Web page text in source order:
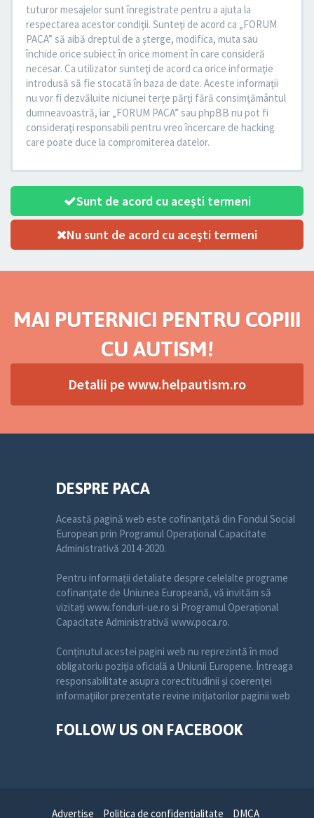
tuturor mesajelor sunt înregistrate pentru a ajuta la
respectarea acestor condiţii. Sunteţi de acord ca „FORUM
PACA” să aibă dreptul de a şterge, modifica, muta sau
închide orice subiect în orice moment în care consideră
necesar. Ca utilizator sunteţi de acord ca orice informaţie
introdusă să fie stocată în baza de date. Aceste informaţii
nu vor fi dezvăluite niciunei terţe părţi fără consimţământul
dumneavoastră, iar „FORUM PACA” sau phpBB nu pot fi
consideraţi responsabili pentru vreo încercare de hacking
care poate duce la compromiterea datelor.
Sunt de acord cu aceşti termeni
Nu sunt de acord cu aceşti termeni
MAI PUTERNICI PENTRU COPIII
CU AUTISM!
Detalii pe www.helpautism.ro
DESPRE PACA
Această pagină web este cofinanțată din Fondul Social
European prin Programul Operațional Capacitate
Administrativă 2014-2020.
Pentru informații detaliate despre celelalte programe
cofinanțate de Uniunea Europeană, vă invităm să
vizitați www.fonduri-ue.ro si Programul Operațional
Capacitate Administrativă www.poca.ro.
Conținutul acestei pagini web nu reprezintă în mod
obligatoriu poziția oficială a Uniunii Europene. Întreaga
responsabilitate asupra corectitudinii și coerenței
informațiilor prezentate revine inițiatorilor paginii web
FOLLOW US ON FACEBOOK
Advertise Politica de confidenţialitate DMCA